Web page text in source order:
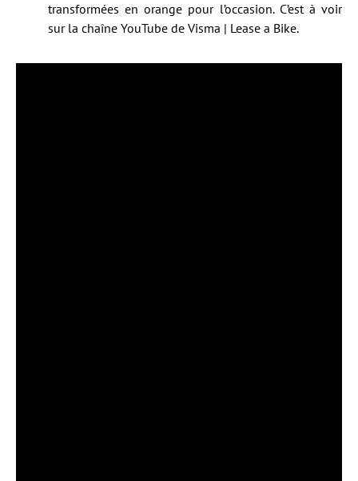
transformées en orange pour l’occasion. C’est à voir
sur la chaîne YouTube de Visma | Lease a Bike.